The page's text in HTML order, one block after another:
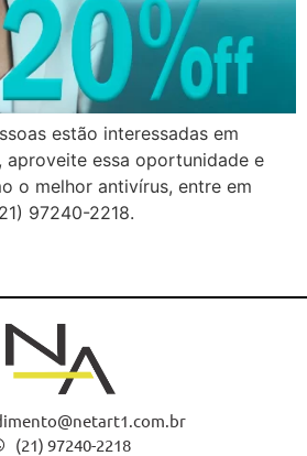
estão interessadas em
aproveite essa oportunidade e
o melhor antivírus, entre em
97240-2218.
(21) 97240-2218